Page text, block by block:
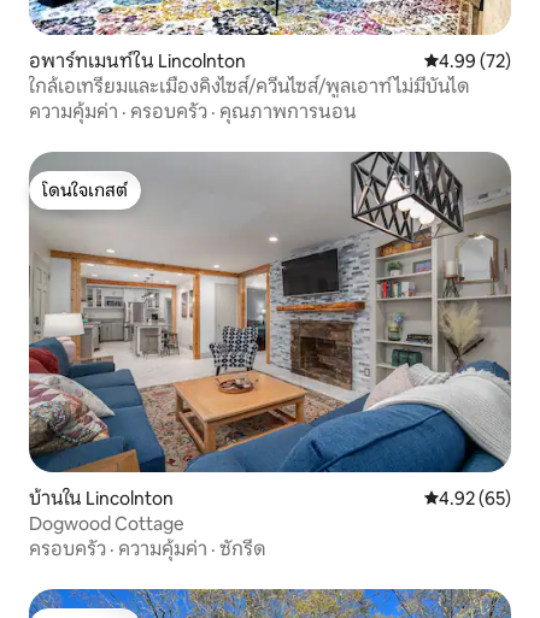
อพาร์ทเมนท์ใน Lincolnton คะแนนเฉลี่ย
4.99 (72)
ใกล้เอเทรียมและเมืองคิงไซส์/ควีนไซส์/พูลเอาท์ไม่มีบันได
ความคุ้มค่า · ครอบครัว · คุณภาพการนอน
โดนใจเกสต์
โดนใจเกสต์
บ้านใน Lincolnton คะแนนเฉลี่ย
4.92 (65)
Dogwood Cottage
ครอบครัว · ความคุ้มค่า · ซักรีด